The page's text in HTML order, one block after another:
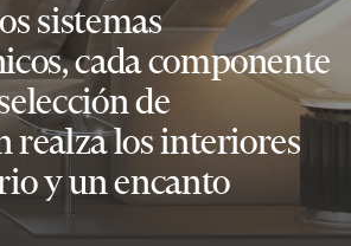
sistemas
cada componente
de
realza los interiores
y un encanto